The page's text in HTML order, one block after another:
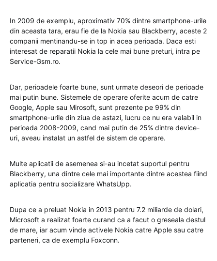
In 2009 de exemplu, aproximativ 70% dintre smartphone-urile
din aceasta tara, erau fie de la Nokia sau Blackberry, aceste 2
companii mentinandu-se in top in acea perioada. Daca esti
interesat de reparatii Nokia la cele mai bune preturi, intra pe
Service-Gsm.ro.
Dar, perioadele foarte bune, sunt urmate deseori de perioade
mai putin bune. Sistemele de operare oferite acum de catre
Google, Apple sau Mirosoft, sunt prezente pe 99% din
smartphone-urile din ziua de astazi, lucru ce nu era valabil in
perioada 2008-2009, cand mai putin de 25% dintre device-
uri, aveau instalat un astfel de sistem de operare.
Multe aplicatii de asemenea si-au incetat suportul pentru
Blackberry, una dintre cele mai importante dintre acestea fiind
aplicatia pentru socializare WhatsUpp.
Dupa ce a preluat Nokia in 2013 pentru 7.2 miliarde de dolari,
Microsoft a realizat foarte curand ca a facut o greseala destul
de mare, iar acum vinde activele Nokia catre Apple sau catre
parteneri, ca de exemplu Foxconn.